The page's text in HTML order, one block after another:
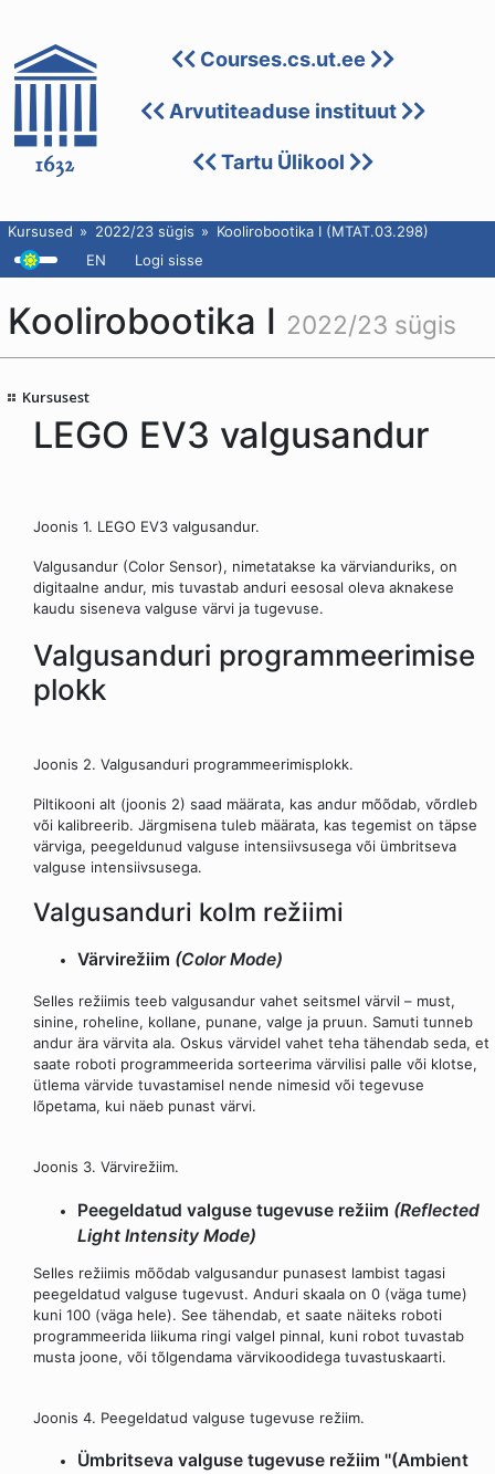
Courses.cs.ut.ee
Arvutiteaduse instituut
Tartu Ülikool
Kursused 2022/23 sügis
Koolirobootika I (MTAT.03.298)
EN
Logi sisse
Koolirobootika I 2022/23 sügis
Kursusest
LEGO EV3 valgusandur
Joonis 1. LEGO EV3 valgusandur.
Valgusandur (Color Sensor), nimetatakse ka värvianduriks, on
digitaalne andur, mis tuvastab anduri eesosal oleva aknakese
kaudu siseneva valguse värvi ja tugevuse.
Valgusanduri programmeerimise
plokk
Joonis 2. Valgusanduri programmeerimisplokk.
Piltikooni alt (joonis 2) saad määrata, kas andur mõõdab, võrdleb
või kalibreerib. Järgmisena tuleb määrata, kas tegemist on täpse
värviga, peegeldunud valguse intensiivsusega või ümbritseva
valguse intensiivsusega.
Valgusanduri kolm režiimi
Värvirežiim (Color Mode)
Selles režiimis teeb valgusandur vahet seitsmel värvil – must,
sinine, roheline, kollane, punane, valge ja pruun. Samuti tunneb
andur ära värvita ala. Oskus värvidel vahet teha tähendab seda, et
saate roboti programmeerida sorteerima värvilisi palle või klotse,
ütlema värvide tuvastamisel nende nimesid või tegevuse
lõpetama, kui näeb punast värvi.
Joonis 3. Värvirežiim.
Peegeldatud valguse tugevuse režiim (Reflected
Light Intensity Mode)
Selles režiimis mõõdab valgusandur punasest lambist tagasi
peegeldatud valguse tugevust. Anduri skaala on 0 (väga tume)
kuni 100 (väga hele). See tähendab, et saate näiteks roboti
programmeerida liikuma ringi valgel pinnal, kuni robot tuvastab
musta joone, või tõlgendama värvikoodidega tuvastuskaarti.
Joonis 4. Peegeldatud valguse tugevuse režiim.
Ümbritseva valguse tugevuse režiim ''(Ambient